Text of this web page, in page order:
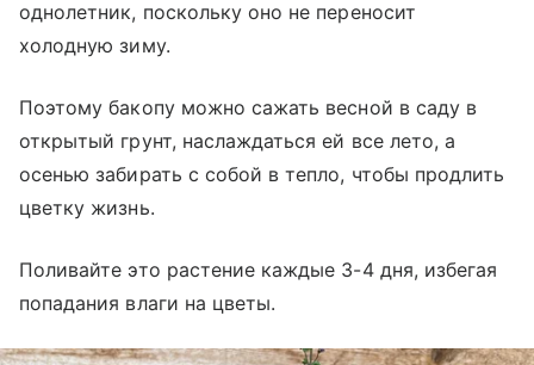
однолетник, поскольку оно не переносит
холодную зиму.
Поэтому бакопу можно сажать весной в саду в
открытый грунт, наслаждаться ей все лето, а
осенью забирать с собой в тепло, чтобы продлить
цветку жизнь.
Поливайте это растение каждые 3-4 дня, избегая
попадания влаги на цветы.